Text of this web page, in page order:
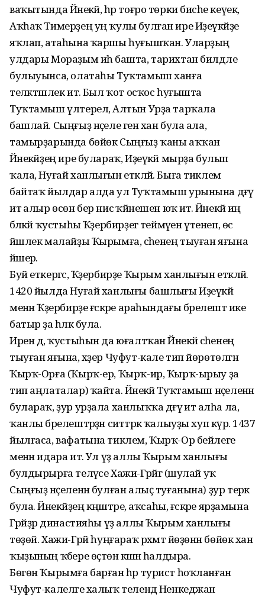
ваҡытында Йәнекәй, һәр тоғро төрки бисәһе кеүек,
Аҡһаҡ Тимерҙең уң ҡулы булған ире Иҙеүкәйҙе
яҡлап, атаһына ҡаршы һуғышҡан. Уларҙың
улдары Мораҙым иһә башта, тарихтан билдәле
булыуынса, олатаһы Туҡтамыш ханға
теләктәшлек итә. Был ҡот осҡос һуғышта
Туҡтамыш үлтерелә, Алтын Урҙа тарҡала
башлай. Сыңғыҙ нәҫеле генә хан була ала,
тамырҙарында бөйөк Сыңғыҙ ҡаны аҡҡан
Йәнекәйҙең ире булараҡ, Иҙеүкәй мырҙа булып
ҡала, Нуғай ханлығын етәкләй. Быға тиклем
байтаҡ йылдар алда ул Туҡтамыш урынына дәғүә
итә алыр өсөн бер нисә ҡәйнешен юҡ итә. Йәнекәй иң
бәләкәй ҡустыһы Ҡәҙербирҙегә теймәүен үтенеп, өс
йәшлек малайҙы Ҡырымға, әсәһенең тыуған яғына
йәшерә.
Буй еткергәс, Ҡәҙербирҙе Ҡырым ханлығын етәкләй.
1420 йылда Нуғай ханлығы башлығы Иҙеүкәй
менән Ҡәҙербирҙе ғәскәре араһындағы бәрелештә ике
батыр ҙа һәләк була.
Ирен дә, ҡустыһын да юғалтҡан Йәнекәй әсәһенең
тыуған яғына, хәҙер Чуфут-кале тип йөрөтөлгән
Ҡырҡ-Орға (Ҡырҡ-ер, Ҡырҡ-ир, Ҡырҡ-ырыу ҙа
тип аңлаталар) ҡайта. Йәнекәй Туҡтамыш нәҫеленән
булараҡ, ҙур урҙала ханлыҡҡа дәғүә итә алһа ла,
ҡанлы бәрелештәрҙән ситтәрәк ҡалыуҙы хуп күрә. 1437
йылғаса, вафатына тиклем, Ҡырҡ-Ор бейлеге
менән идара итә. Ул үҙ аллы Ҡырым ханлығы
булдырырға теләүсе Хажи-Гәрәйгә (шулай уҡ
Сыңғыҙ нәҫеленән булған алыҫ туғанына) ҙур терәк
була. Йәнекәйҙең кәңәштәре, аҡсаһы, ғәскәре ярҙамына
Гәрәйҙәр династияһы үҙ аллы Ҡырым ханлығы
төҙөй. Хажи-Гәрәй һуңғараҡ рәхмәт йөҙөнән бөйөк хан
ҡыҙының ҡәбере өҫтөнә кәшәнә һалдыра.
Бөгөн Ҡырымға барған һәр турист һоҡланған
Чуфут-калеләге халыҡ телендә Ненкеджан